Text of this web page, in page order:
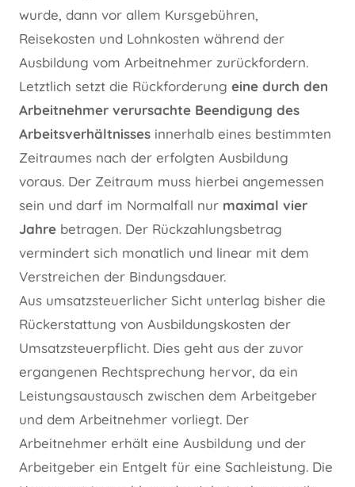
wurde, dann vor allem Kursgebühren,
Reisekosten und Lohnkosten während der
Ausbildung vom Arbeitnehmer zurückfordern.
Letztlich setzt die Rückforderung eine durch den
Arbeitnehmer verursachte Beendigung des
Arbeitsverhältnisses innerhalb eines bestimmten
Zeitraumes nach der erfolgten Ausbildung
voraus. Der Zeitraum muss hierbei angemessen
sein und darf im Normalfall nur maximal vier
Jahre betragen. Der Rückzahlungsbetrag
vermindert sich monatlich und linear mit dem
Verstreichen der Bindungsdauer.
Aus umsatzsteuerlicher Sicht unterlag bisher die
Rückerstattung von Ausbildungskosten der
Umsatzsteuerpflicht. Dies geht aus der zuvor
ergangenen Rechtsprechung hervor, da ein
Leistungsaustausch zwischen dem Arbeitgeber
und dem Arbeitnehmer vorliegt. Der
Arbeitnehmer erhält eine Ausbildung und der
Arbeitgeber ein Entgelt für eine Sachleistung. Die